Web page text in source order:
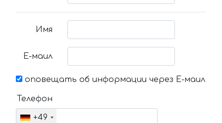
Имя
Е-маил
оповещать об информации через Е-маил
Телефон
+49